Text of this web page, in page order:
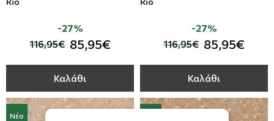
116,95€ 85,95€
-27%
Καλάθι
116,95€ 85,95€
-27%
Καλάθι
Νέο